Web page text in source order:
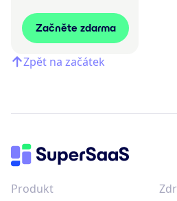
Začněte zdarma
Zpět na začátek
Produkt